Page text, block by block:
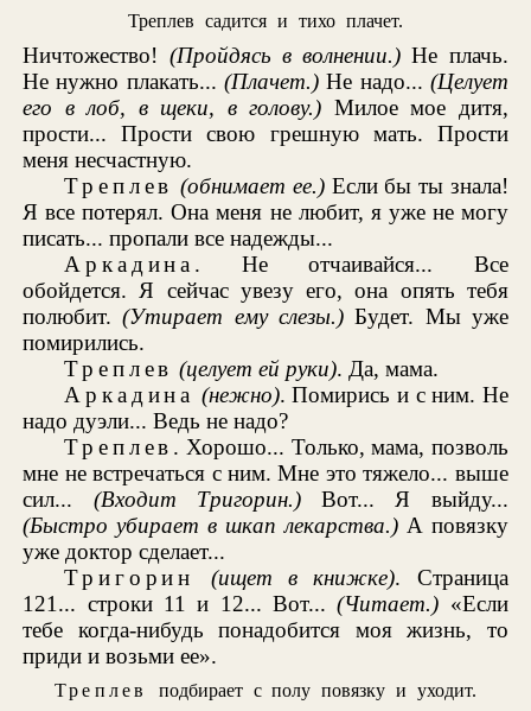
Треплев садится и тихо плачет.
Ничтожество! (Пройдясь в волнении.) Не плачь.
Не нужно плакать... (Плачет.) Не надо... (Целует
его в лоб, в щеки, в голову.) Милое мое дитя,
прости... Прости свою грешную мать. Прости
меня несчастную.
Треплев (обнимает ее.)Если бы ты знала!
Я все потерял. Она меня не любит, я уже не могу
писать... пропали все надежды...
Аркадина . Не отчаивайся... Все
обойдется. Я сейчас увезу его, она опять тебя
полюбит.(Утирает ему слезы.) Будет. Мы уже
помирились.
Треплев (целует ей руки). Да, мама.
Аркадина (нежно). Помирись и с ним. Не
надо дуэли... Ведь не надо?
Треплев . Хорошо... Только, мама, позволь
мне не встречаться с ним. Мне это тяжело... выше
сил... (Входит Тригорин.)Вот... Я выйду...
(Быстро убирает в шкап лекарства.)А повязку
уже доктор сделает...
Тригорин
(ищет в книжке). Страница
121... строки 11 и 12... Вот...(Читает.) «Если
тебе когда-нибудь понадобится моя жизнь, то
приди и возьми ее».
Треплев подбирает с полу повязку и уходит.